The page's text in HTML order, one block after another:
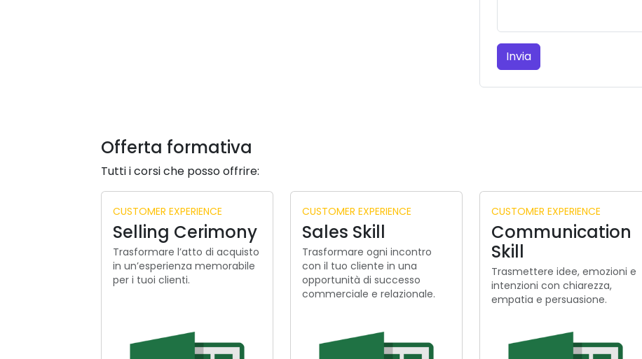
Invia
Offerta formativa
Tutti i corsi che posso offrire:
CUSTOMER EXPERIENCE
Selling Cerimony
Trasformare l’atto di acquisto
in un’esperienza memorabile
per i tuoi clienti.
CUSTOMER EXPERIENCE
Sales Skill
Trasformare ogni incontro
con il tuo cliente in una
opportunità di successo
commerciale e relazionale.
CUSTOMER EXPERIENCE
Communication
Skill
Trasmettere idee, emozioni e
intenzioni con chiarezza,
empatia e persuasione.